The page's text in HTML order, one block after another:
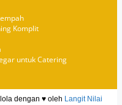
Komplit
untuk Catering
dengan ♥ oleh Langit Nilai